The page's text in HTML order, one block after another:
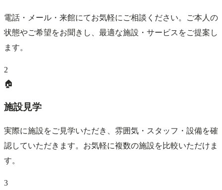
電話・メール・来館にてお気軽にご相談ください。ご本人の
状態やご希望をお聞きし、最適な施設・サービスをご提案し
ます。
2
🏠
施設見学
実際に施設をご見学いただき、雰囲気・スタッフ・設備を確
認していただきます。お気軽に複数の施設を比較いただけま
す。
3